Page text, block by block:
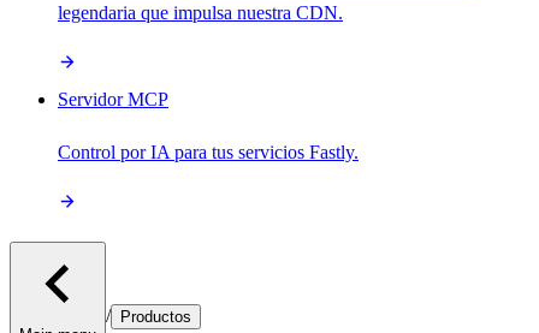
legendaria que impulsa nuestra CDN.
Servidor MCP
Control por IA para tus servicios Fastly.
/ Productos